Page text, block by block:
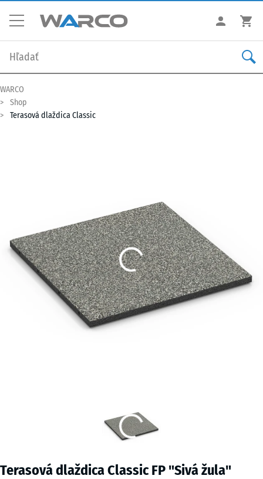
WARCO
Shop
Terasová dlaždica Classic
Terasová dlaždica Classic FP "Sivá žula"